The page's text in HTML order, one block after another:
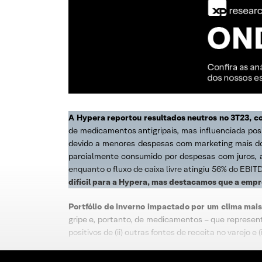
A Hypera reportou resultados neutros no 3T23,
de medicamentos antigripais, mas influenciada
devido a menores despesas com marketing mais
parcialmente consumido por despesas com
enquanto o fluxo de caixa livre atingiu 56% do
difícil para a Hypera, mas destacamos que a
Portfólio de inverno impactado por um clima
gripe e, portanto, de medicamentos – que
positivos de (ii) outras fontes de receita no varejo e